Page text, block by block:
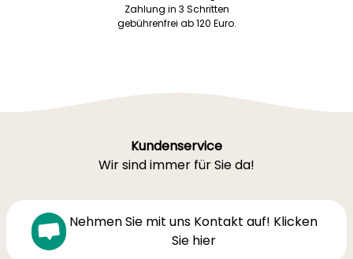
Zahlung in 3 Schritten
gebührenfrei ab 120 Euro.
Kundenservice
Wir sind immer für Sie da!
Nehmen Sie mit uns Kontakt auf! Klicken
Sie hier